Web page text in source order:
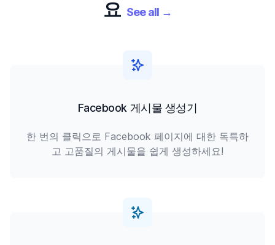
요 See all →
Facebook 게시물 생성기
한 번의 클릭으로 Facebook 페이지에 대한 독특하
고 고품질의 게시물을 쉽게 생성하세요!